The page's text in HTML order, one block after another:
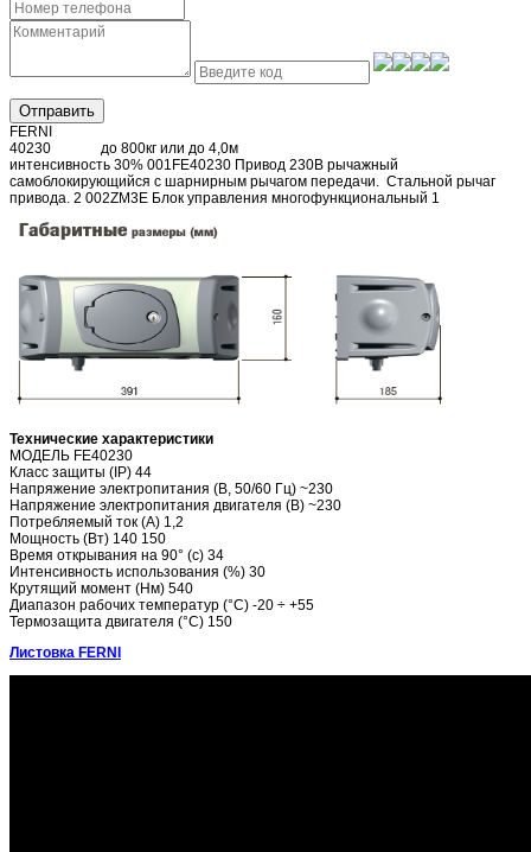
Отправить
FERNI
40230 до 800кг или до 4,0м
интенсивность 30% 001FE40230 Привод 230В рычажный
самоблокирующийся с шарнирным рычагом передачи. Стальной рычаг
привода. 2 002ZM3E Блок управления многофункциональный 1
Технические характеристики
МОДЕЛЬ FE40230
Класс защиты (IP) 44
Напряжение электропитания (В, 50/60 Гц) ~230
Напряжение электропитания двигателя (В) ~230
Потребляемый ток (А) 1,2
Мощность (Вт) 140 150
Время открывания на 90° (с) 34
Интенсивность использования (%) 30
Крутящий момент (Нм) 540
Диапазон рабочих температур (°C) -20 ÷ +55
Термозащита двигателя (°C) 150
Листовка FERNI